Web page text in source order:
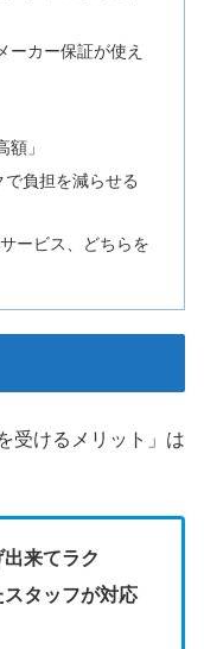
ーカー保証が使え
」
負担を減らせる
ービス、どちらを
受けるメリット」は
来てラク
タッフが対応